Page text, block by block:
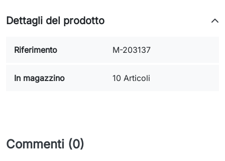
Dettagli del prodotto
Riferimento M-203137
In magazzino 10 Articoli
Commenti (0)